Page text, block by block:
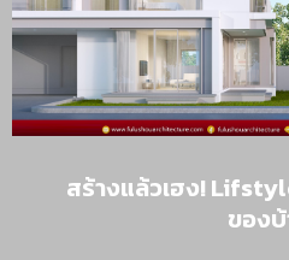
สร้างแล้วเฮง!
ของ